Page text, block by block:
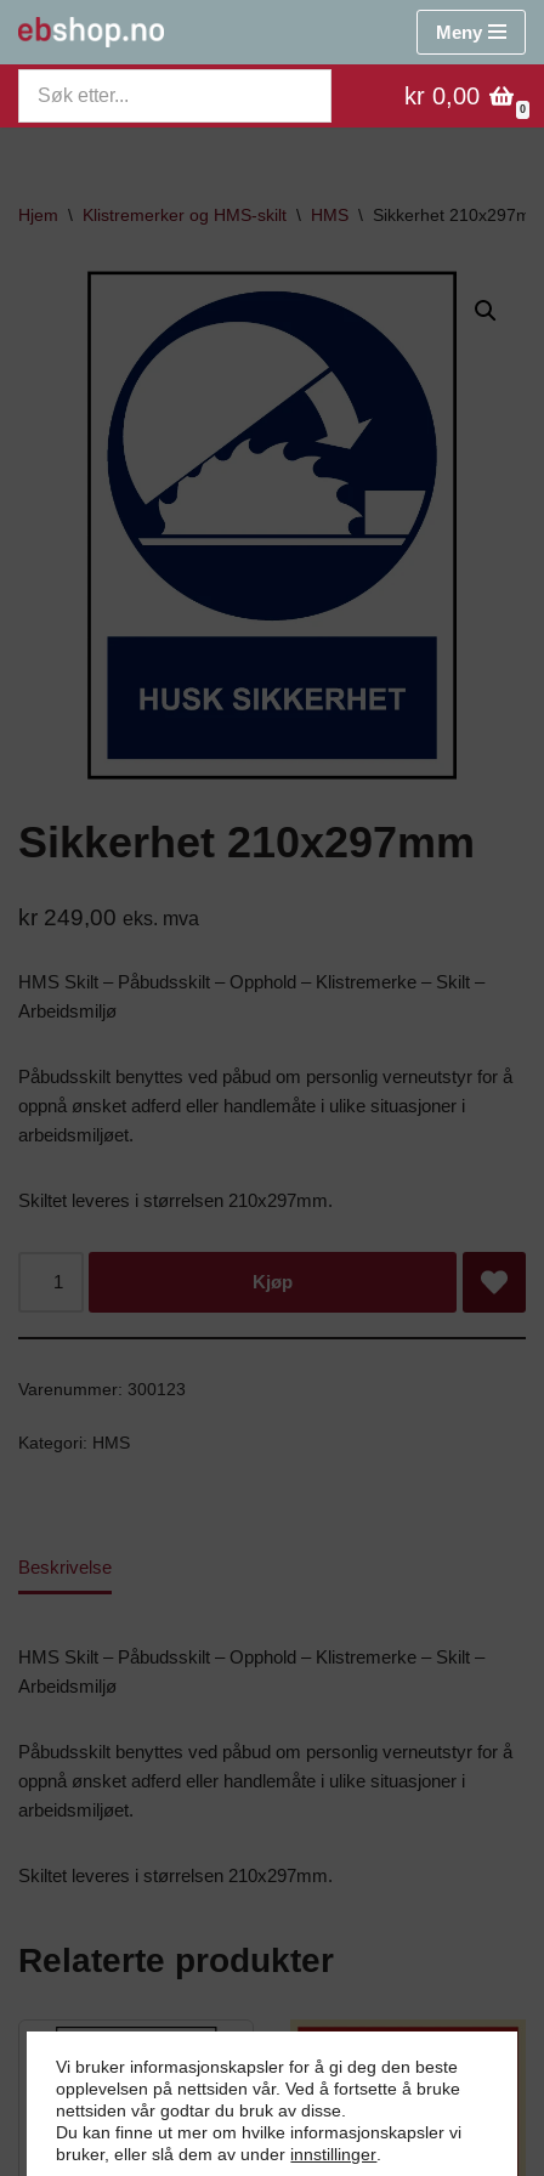
Hopp
innholdet
Meny
kr 0,00 0
Hjem \ Klistremerker og HMS-skilt \ HMS \ Sikkerhet 210x297mm
Sikkerhet 210x297mm
kr 249,00 eks. mva
HMS Skilt – Påbudsskilt – Opphold – Klistremerke – Skilt –
Arbeidsmiljø
Påbudsskilt benyttes ved påbud om personlig verneutstyr for å
oppnå ønsket adferd eller handlemåte i ulike situasjoner i
arbeidsmiljøet.
Skiltet leveres i størrelsen 210x297mm.
Kjøp
Varenummer: 300123
Kategori: HMS
Beskrivelse
HMS Skilt – Påbudsskilt – Opphold – Klistremerke – Skilt –
Arbeidsmiljø
Påbudsskilt benyttes ved påbud om personlig verneutstyr for å
oppnå ønsket adferd eller handlemåte i ulike situasjoner i
arbeidsmiljøet.
Skiltet leveres i størrelsen 210x297mm.
Relaterte produkter
Vi bruker informasjonskapsler for å gi deg den beste
opplevelsen på nettsiden vår. Ved å fortsette å bruke
nettsiden vår godtar du bruk av disse.
Du kan finne ut mer om hvilke informasjonskapsler vi
bruker, eller slå dem av under innstillinger